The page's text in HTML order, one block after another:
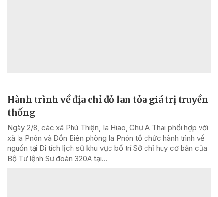
Hành trình về địa chỉ đỏ lan tỏa giá trị truyền
thống
Ngày 2/8, các xã Phú Thiện, Ia Hiao, Chư A Thai phối hợp với
xã Ia Pnôn và Đồn Biên phòng Ia Pnôn tổ chức hành trình về
nguồn tại Di tích lịch sử khu vực bố trí Sở chỉ huy cơ bản của
Bộ Tư lệnh Sư đoàn 320A tại...